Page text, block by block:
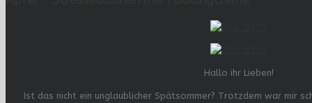
Hallo ihr Lieben!
Ist das nicht ein unglaublicher Spätsommer? Trotzdem war mir